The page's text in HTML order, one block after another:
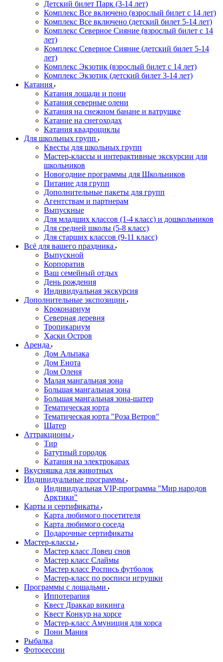
Детский билет Парк (3-14 лет)
Комплекс Все включено (взрослый билет с 14 лет)
Комплекс Все включено (детский билет 5-14 лет)
Комплекс Северное Сияние (взрослый билет с 14
лет)
Комплекс Северное Сияние (детский билет 5-14
лет)
Комплекс Экзотик (взрослый билет с 14 лет)
Комплекс Экзотик (детский билет 3-14 лет)
Катания
Катания лошади и пони
Катания северные олени
Катания на снежном банане и ватрушке
Катание на снегоходах
Катания квадроциклы
Для школьных групп
Квесты для школьных групп
Мастер-классы и интерактивные экскурсии для
школьников
Новогодние программы для Школьников
Питание для групп
Дополнительные пакеты для групп
Агентствам и партнерам
Выпускные
Для младших классов (1-4 класс) и дошкольников
Для средней школы (5-8 класс)
Для старших классов (9-11 класс)
Всё для вашего праздника
Выпускной
Корпоратив
Ваш семейный отдых
День рождения
Индивидуальная экскурсия
Дополнительные экспозиции
Кроконариум
Северная деревня
Тропикариум
Хаски Остров
Аренда
Дом Альпака
Дом Енота
Дом Оленя
Малая мангальная зона
Большая мангальная зона
Большая мангальная зона-шатер
Тематическая юрта
Тематическая юрта "Роза Ветров"
Шатер
Аттракционы
Тир
Батутный городок
Катания на электрокарах
Вкусняшка для животных
Индивидуальные программы
Индивидуальная VIP-программа "Мир народов
Арктики"
Карты и сертификаты
Карта любимого посетителя
Карта любимого соседа
Подарочные сертификаты
Мастер-классы
Мастер класс Ловец снов
Мастер класс Слаймы
Мастер класс Роспись футболок
Мастер-класс по росписи игрушки
Программы с лошадьми
Иппотерапия
Квест Драккар викинга
Квест Конкур на хорсе
Мастер-класс Амуниция для хорса
Пони Мания
Рыбалка
Фотосессии